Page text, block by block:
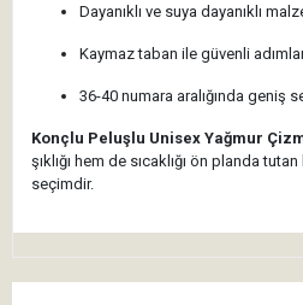
Dayanıklı ve suya dayanıklı
Kaymaz taban ile güvenli
36-40 numara aralığında geniş
Konçlu Peluşlu Unisex Yağmur
şıklığı hem de sıcaklığı ön planda
seçimdir.